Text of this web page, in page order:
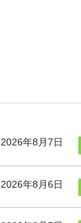
2026年8月7日
2026年8月6日